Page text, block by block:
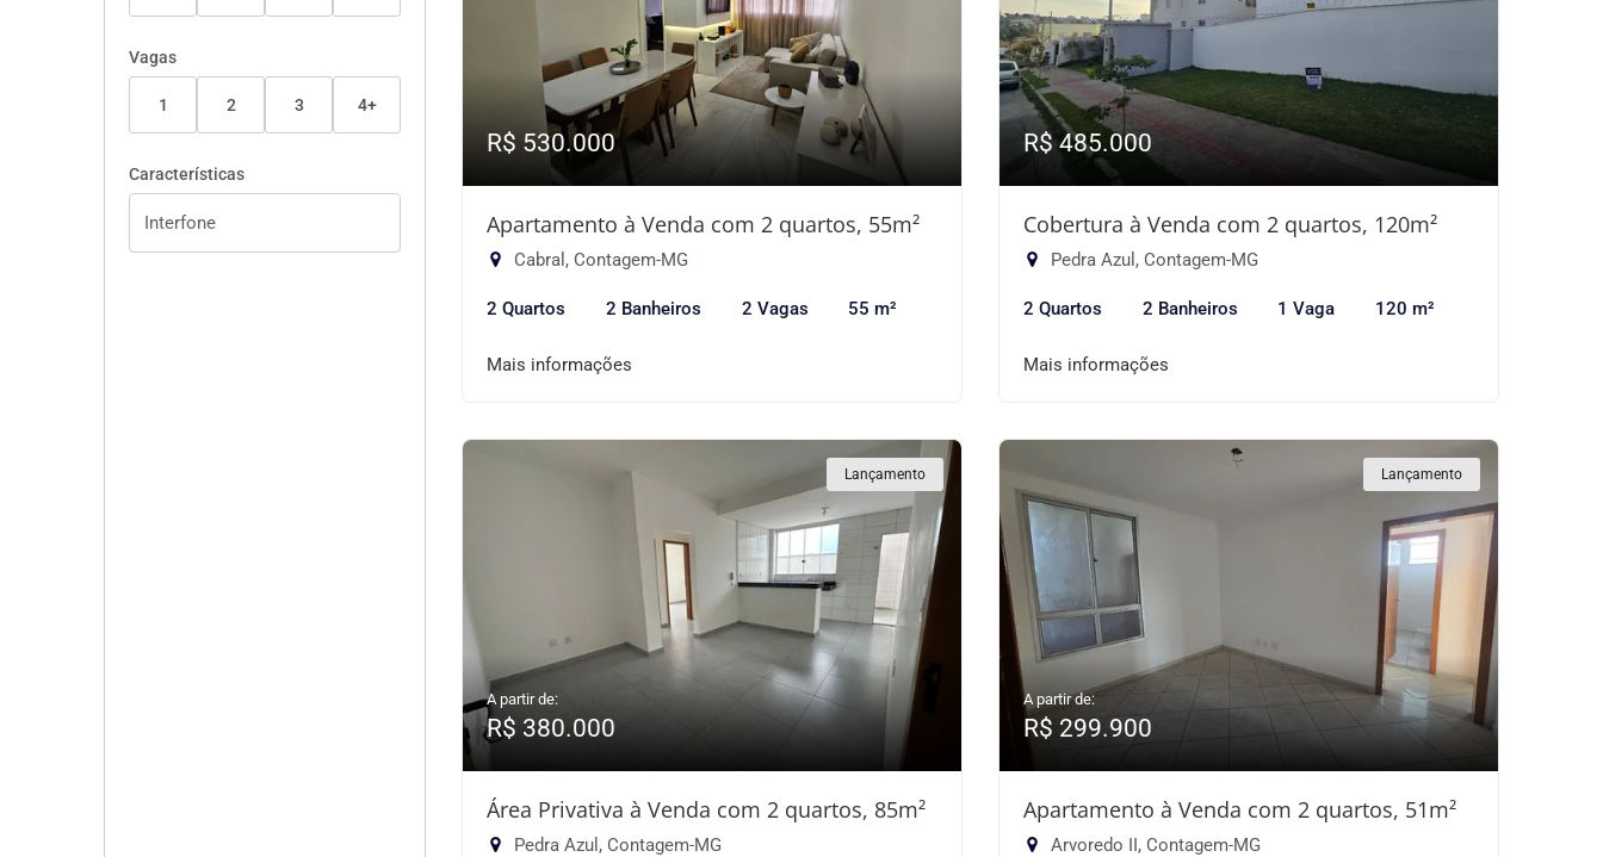
Vagas
1 2 3 4+
Características
R$ 530.000
Apartamento à Venda com 2 quartos, 55m²
Cabral, Contagem-MG
2 Quartos 2 Banheiros 2 Vagas 55 m²
Mais informações
R$ 485.000
Cobertura à Venda com 2 quartos, 120m²
Pedra Azul, Contagem-MG
2 Quartos 2 Banheiros 1 Vaga 120 m²
Mais informações
Lançamento
A partir de:
R$ 380.000
Área Privativa à Venda com 2 quartos, 85m²
Pedra Azul, Contagem-MG
Lançamento
A partir de:
R$ 299.900
Apartamento à Venda com 2 quartos, 51m²
Arvoredo II, Contagem-MG